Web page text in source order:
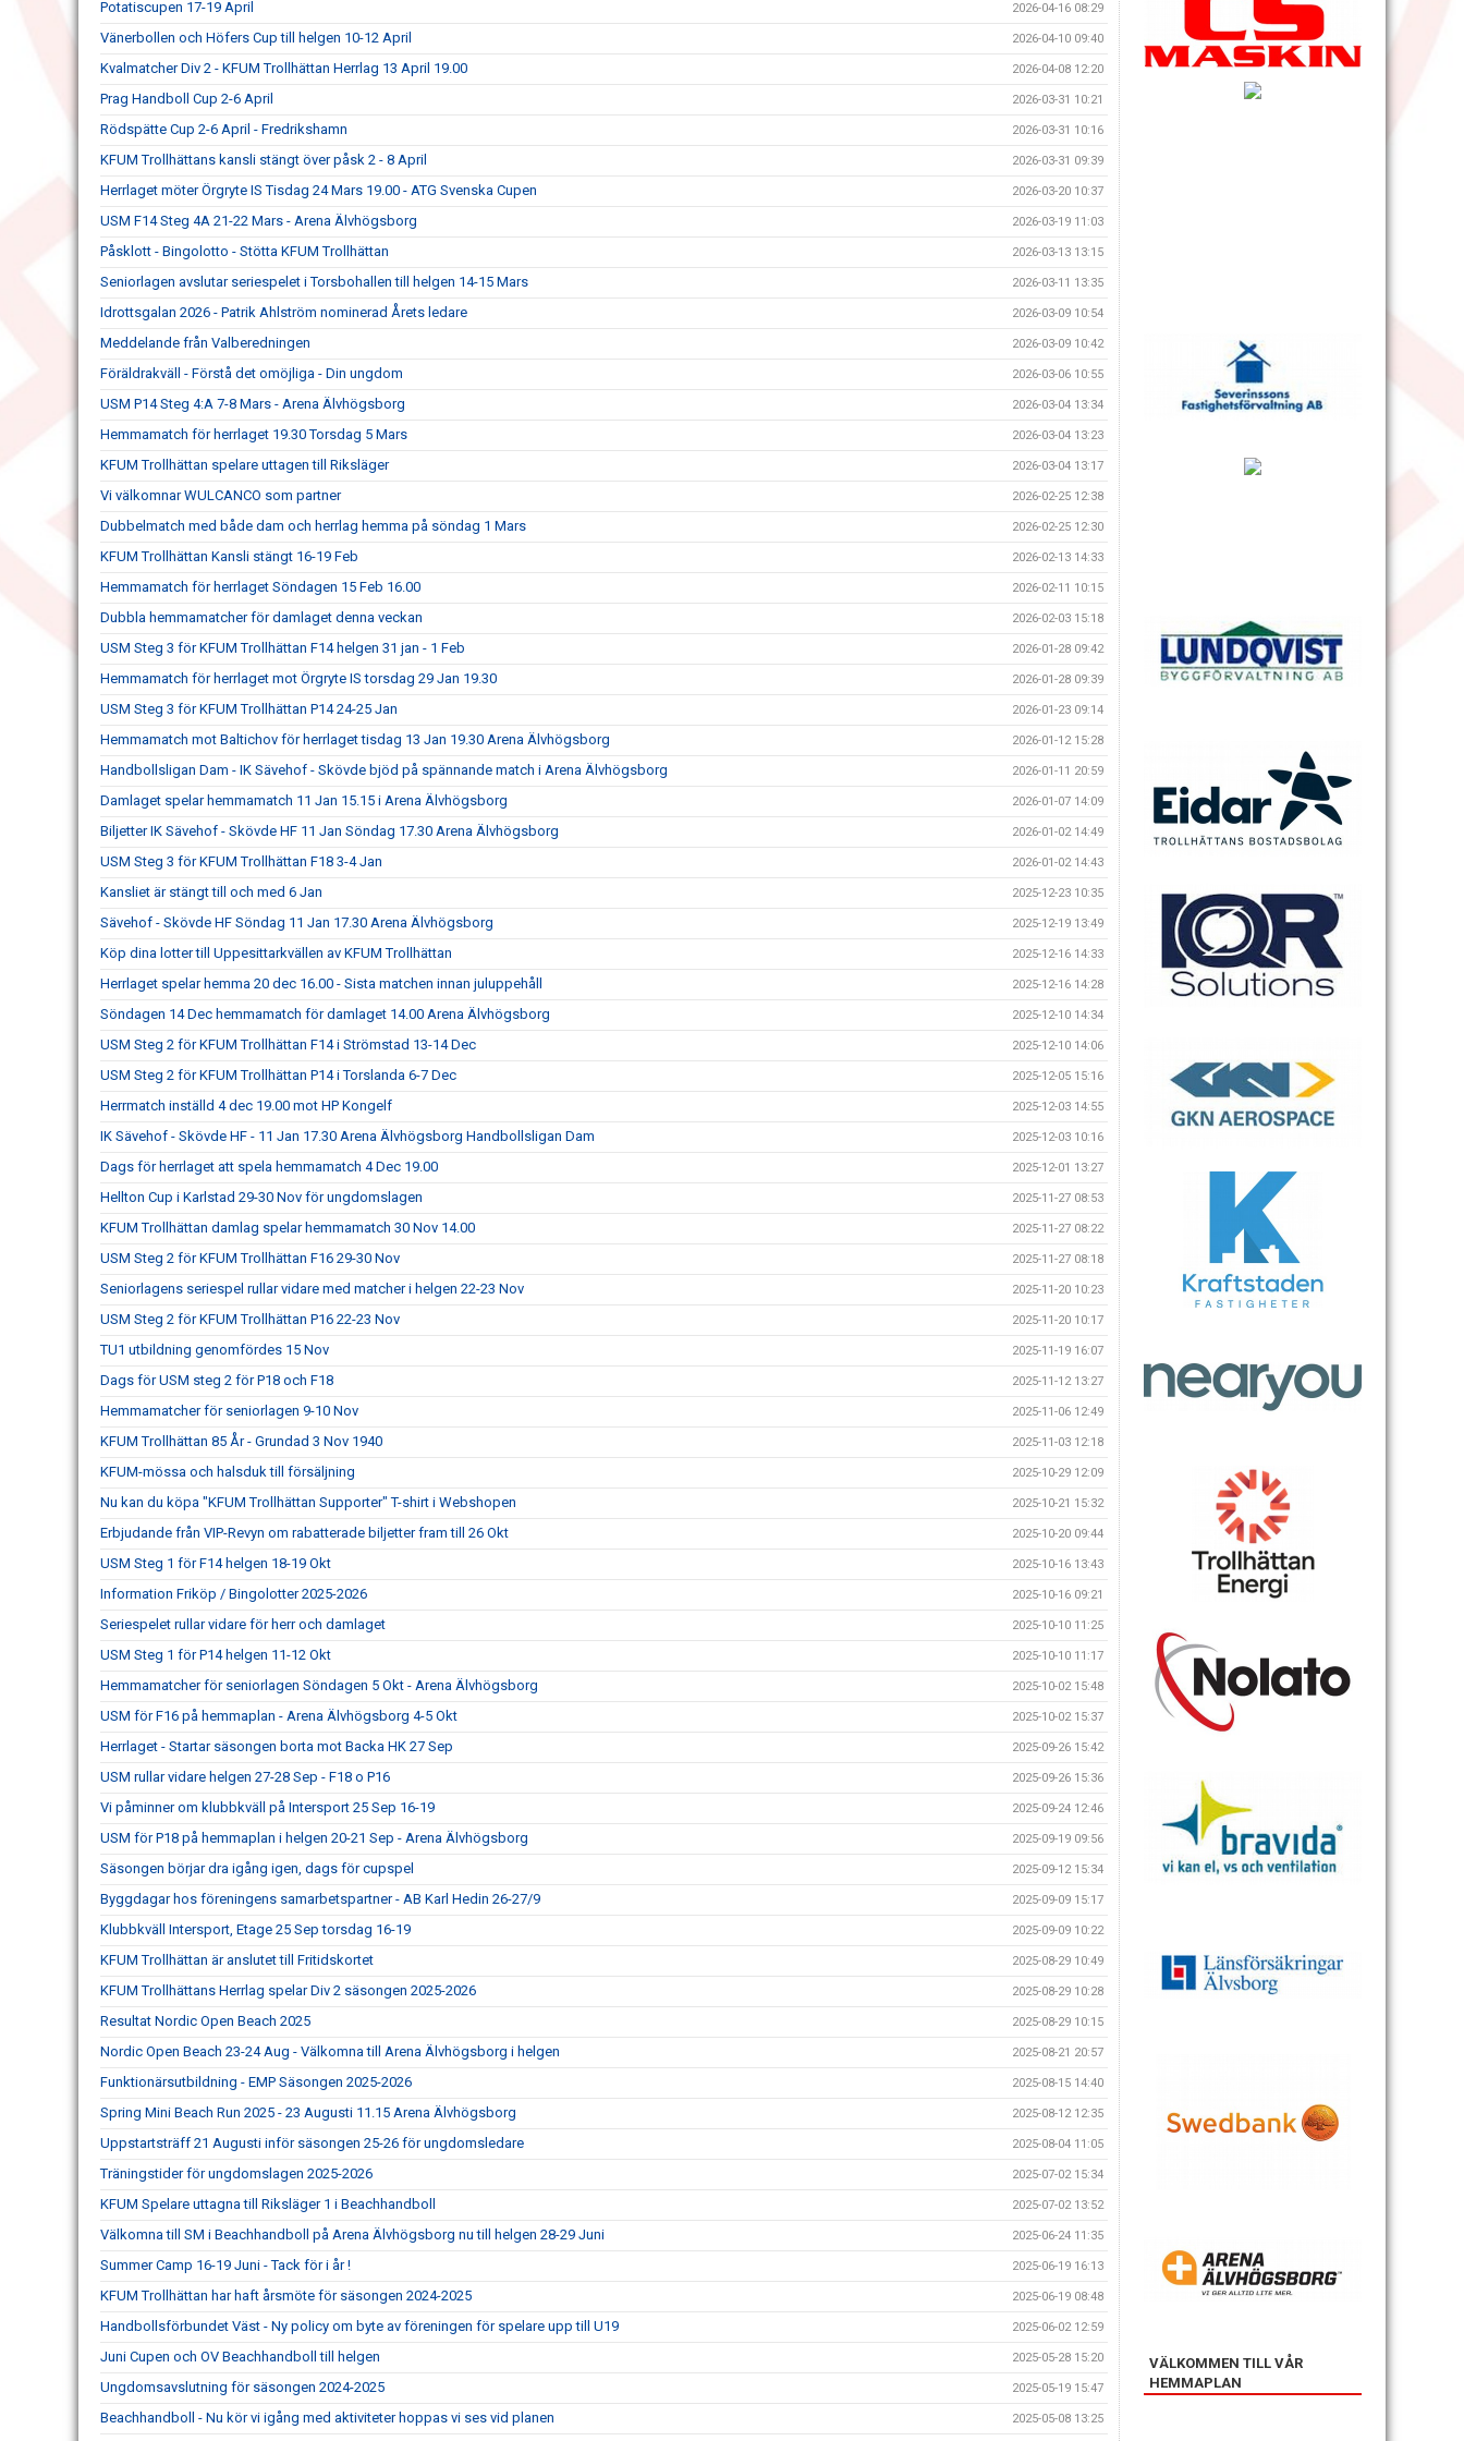
Potatiscupen 17-19 April 2026-04-16 08:29
Vänerbollen och Höfers Cup till helgen 10-12 April 2026-04-10 09:40
Kvalmatcher Div 2 - KFUM Trollhättan Herrlag 13 April 19.00 2026-04-08 12:20
Prag Handboll Cup 2-6 April 2026-03-31 10:21
Rödspätte Cup 2-6 April - Fredrikshamn 2026-03-31 10:16
KFUM Trollhättans kansli stängt över påsk 2 - 8 April 2026-03-31 09:39
Herrlaget möter Örgryte IS Tisdag 24 Mars 19.00 - ATG Svenska Cupen 2026-03-20 10:37
USM F14 Steg 4A 21-22 Mars - Arena Älvhögsborg 2026-03-19 11:03
Påsklott - Bingolotto - Stötta KFUM Trollhättan 2026-03-13 13:15
Seniorlagen avslutar seriespelet i Torsbohallen till helgen 14-15 Mars 2026-03-11 13:35
Idrottsgalan 2026 - Patrik Ahlström nominerad Årets ledare 2026-03-09 10:54
Meddelande från Valberedningen 2026-03-09 10:42
Föräldrakväll - Förstå det omöjliga - Din ungdom 2026-03-06 10:55
USM P14 Steg 4:A 7-8 Mars - Arena Älvhögsborg 2026-03-04 13:34
Hemmamatch för herrlaget 19.30 Torsdag 5 Mars 2026-03-04 13:23
KFUM Trollhättan spelare uttagen till Riksläger 2026-03-04 13:17
Vi välkomnar WULCANCO som partner 2026-02-25 12:38
Dubbelmatch med både dam och herrlag hemma på söndag 1 Mars 2026-02-25 12:30
KFUM Trollhättan Kansli stängt 16-19 Feb 2026-02-13 14:33
Hemmamatch för herrlaget Söndagen 15 Feb 16.00 2026-02-11 10:15
Dubbla hemmamatcher för damlaget denna veckan 2026-02-03 15:18
USM Steg 3 för KFUM Trollhättan F14 helgen 31 jan - 1 Feb 2026-01-28 09:42
Hemmamatch för herrlaget mot Örgryte IS torsdag 29 Jan 19.30 2026-01-28 09:39
USM Steg 3 för KFUM Trollhättan P14 24-25 Jan 2026-01-23 09:14
Hemmamatch mot Baltichov för herrlaget tisdag 13 Jan 19.30 Arena Älvhögsborg 2026-01-12 15:28
Handbollsligan Dam - IK Sävehof - Skövde bjöd på spännande match i Arena Älvhögsborg 2026-01-11 20:59
Damlaget spelar hemmamatch 11 Jan 15.15 i Arena Älvhögsborg 2026-01-07 14:09
Biljetter IK Sävehof - Skövde HF 11 Jan Söndag 17.30 Arena Älvhögsborg 2026-01-02 14:49
USM Steg 3 för KFUM Trollhättan F18 3-4 Jan 2026-01-02 14:43
Kansliet är stängt till och med 6 Jan 2025-12-23 10:35
Sävehof - Skövde HF Söndag 11 Jan 17.30 Arena Älvhögsborg 2025-12-19 13:49
Köp dina lotter till Uppesittarkvällen av KFUM Trollhättan 2025-12-16 14:33
Herrlaget spelar hemma 20 dec 16.00 - Sista matchen innan juluppehåll 2025-12-16 14:28
Söndagen 14 Dec hemmamatch för damlaget 14.00 Arena Älvhögsborg 2025-12-10 14:34
USM Steg 2 för KFUM Trollhättan F14 i Strömstad 13-14 Dec 2025-12-10 14:06
USM Steg 2 för KFUM Trollhättan P14 i Torslanda 6-7 Dec 2025-12-05 15:16
Herrmatch inställd 4 dec 19.00 mot HP Kongelf 2025-12-03 14:55
IK Sävehof - Skövde HF - 11 Jan 17.30 Arena Älvhögsborg Handbollsligan Dam 2025-12-03 10:16
Dags för herrlaget att spela hemmamatch 4 Dec 19.00 2025-12-01 13:27
Hellton Cup i Karlstad 29-30 Nov för ungdomslagen 2025-11-27 08:53
KFUM Trollhättan damlag spelar hemmamatch 30 Nov 14.00 2025-11-27 08:22
USM Steg 2 för KFUM Trollhättan F16 29-30 Nov 2025-11-27 08:18
Seniorlagens seriespel rullar vidare med matcher i helgen 22-23 Nov 2025-11-20 10:23
USM Steg 2 för KFUM Trollhättan P16 22-23 Nov 2025-11-20 10:17
TU1 utbildning genomfördes 15 Nov 2025-11-19 16:07
Dags för USM steg 2 för P18 och F18 2025-11-12 13:27
Hemmamatcher för seniorlagen 9-10 Nov 2025-11-06 12:49
KFUM Trollhättan 85 År - Grundad 3 Nov 1940 2025-11-03 12:18
KFUM-mössa och halsduk till försäljning 2025-10-29 12:09
Nu kan du köpa "KFUM Trollhättan Supporter" T-shirt i Webshopen 2025-10-21 15:32
Erbjudande från VIP-Revyn om rabatterade biljetter fram till 26 Okt 2025-10-20 09:44
USM Steg 1 för F14 helgen 18-19 Okt 2025-10-16 13:43
Information Friköp / Bingolotter 2025-2026 2025-10-16 09:21
Seriespelet rullar vidare för herr och damlaget 2025-10-10 11:25
USM Steg 1 för P14 helgen 11-12 Okt 2025-10-10 11:17
Hemmamatcher för seniorlagen Söndagen 5 Okt - Arena Älvhögsborg 2025-10-02 15:48
USM för F16 på hemmaplan - Arena Älvhögsborg 4-5 Okt 2025-10-02 15:37
Herrlaget - Startar säsongen borta mot Backa HK 27 Sep 2025-09-26 15:42
USM rullar vidare helgen 27-28 Sep - F18 o P16 2025-09-26 15:36
Vi påminner om klubbkväll på Intersport 25 Sep 16-19 2025-09-24 12:46
USM för P18 på hemmaplan i helgen 20-21 Sep - Arena Älvhögsborg 2025-09-19 09:56
Säsongen börjar dra igång igen, dags för cupspel 2025-09-12 15:34
Byggdagar hos föreningens samarbetspartner - AB Karl Hedin 26-27/9 2025-09-09 15:17
Klubbkväll Intersport, Etage 25 Sep torsdag 16-19 2025-09-09 10:22
KFUM Trollhättan är anslutet till Fritidskortet 2025-08-29 10:49
KFUM Trollhättans Herrlag spelar Div 2 säsongen 2025-2026 2025-08-29 10:28
Resultat Nordic Open Beach 2025 2025-08-29 10:15
Nordic Open Beach 23-24 Aug - Välkomna till Arena Älvhögsborg i helgen 2025-08-21 20:57
Funktionärsutbildning - EMP Säsongen 2025-2026 2025-08-15 14:40
Spring Mini Beach Run 2025 - 23 Augusti 11.15 Arena Älvhögsborg 2025-08-12 12:35
Uppstartsträff 21 Augusti inför säsongen 25-26 för ungdomsledare 2025-08-04 11:05
Träningstider för ungdomslagen 2025-2026 2025-07-02 15:34
KFUM Spelare uttagna till Riksläger 1 i Beachhandboll 2025-07-02 13:52
Välkomna till SM i Beachhandboll på Arena Älvhögsborg nu till helgen 28-29 Juni 2025-06-24 11:35
Summer Camp 16-19 Juni - Tack för i år ! 2025-06-19 16:13
KFUM Trollhättan har haft årsmöte för säsongen 2024-2025 2025-06-19 08:48
Handbollsförbundet Väst - Ny policy om byte av föreningen för spelare upp till U19 2025-06-02 12:59
Juni Cupen och OV Beachhandboll till helgen 2025-05-28 15:20
Ungdomsavslutning för säsongen 2024-2025 2025-05-19 15:47
Beachhandboll - Nu kör vi igång med aktiviteter hoppas vi ses vid planen 2025-05-08 13:25
VÄLKOMMEN TILL VÅR
HEMMAPLAN